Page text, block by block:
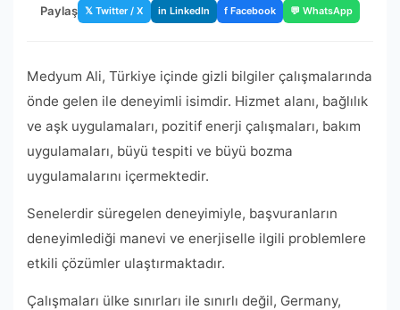
Paylaş 𝕏 Twitter / X in LinkedIn f Facebook 💬 WhatsApp
Medyum Ali, Türkiye içinde gizli bilgiler çalışmalarında
önde gelen ile deneyimli isimdir. Hizmet alanı, bağlılık
ve aşk uygulamaları, pozitif enerji çalışmaları, bakım
uygulamaları, büyü tespiti ve büyü bozma
uygulamalarını içermektedir.
Senelerdir süregelen deneyimiyle, başvuranların
deneyimlediği manevi ve enerjiselle ilgili problemlere
etkili çözümler ulaştırmaktadır.
Çalışmaları ülke sınırları ile sınırlı değil, Germany,